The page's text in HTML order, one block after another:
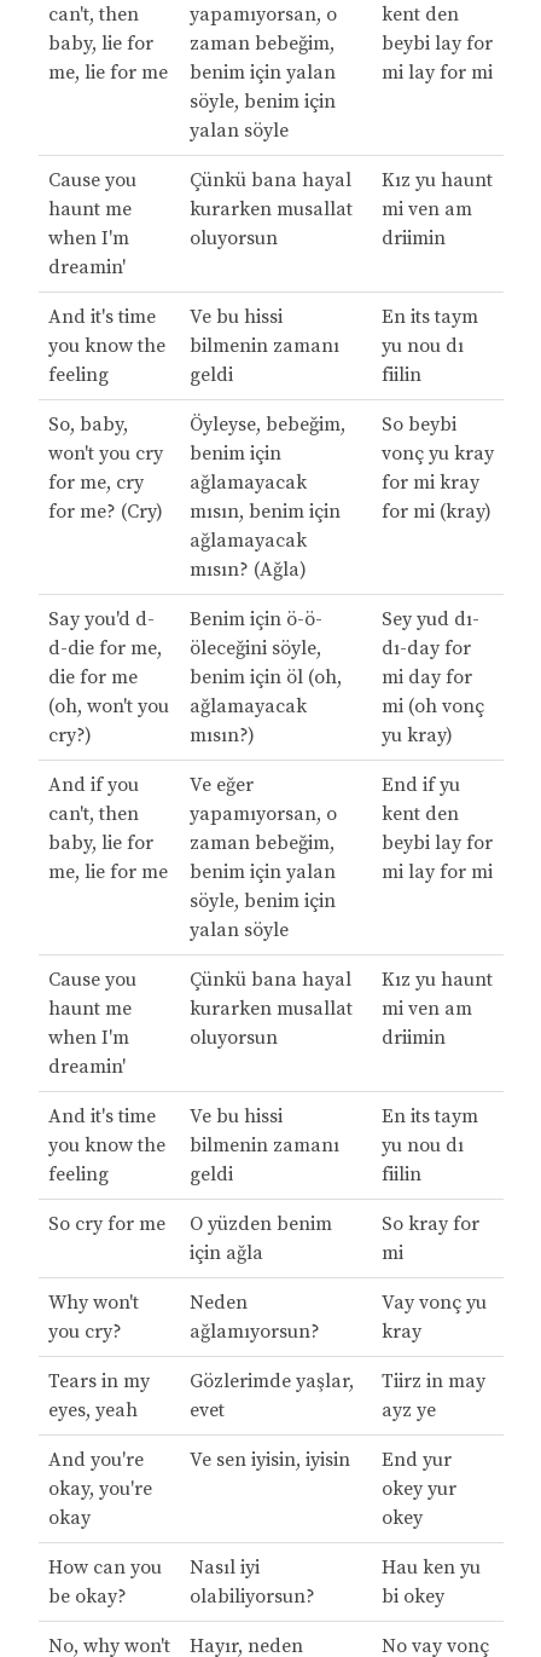
can't, then
baby, lie for
me, lie for me
yapamıyorsan, o
zaman bebeğim,
benim için yalan
söyle, benim için
yalan söyle
kent den
beybi lay for
mi lay for mi
Cause you
haunt me
when I'm
dreamin'
Çünkü bana hayal
kurarken musallat
oluyorsun
Kız yu haunt
mi ven am
driimin
And it's time
you know the
feeling
Ve bu hissi
bilmenin zamanı
geldi
En its taym
yu nou dı
fiilin
So, baby,
won't you cry
for me, cry
for me? (Cry)
Öyleyse, bebeğim,
benim için
ağlamayacak
mısın, benim için
ağlamayacak
mısın? (Ağla)
So beybi
vonç yu kray
for mi kray
for mi (kray)
Say you'd d-
d-die for me,
die for me
(oh, won't you
cry?)
Benim için ö-ö-
öleceğini söyle,
benim için öl (oh,
ağlamayacak
mısın?)
Sey yud dı-
dı-day for
mi day for
mi (oh vonç
yu kray)
And if you
can't, then
baby, lie for
me, lie for me
Ve eğer
yapamıyorsan, o
zaman bebeğim,
benim için yalan
söyle, benim için
yalan söyle
End if yu
kent den
beybi lay for
mi lay for mi
Cause you
haunt me
when I'm
dreamin'
Çünkü bana hayal
kurarken musallat
oluyorsun
Kız yu haunt
mi ven am
driimin
And it's time
you know the
feeling
Ve bu hissi
bilmenin zamanı
geldi
En its taym
yu nou dı
fiilin
So cry for me
O yüzden benim
için ağla
So kray for
mi
Why won't
you cry?
Neden
ağlamıyorsun?
Vay vonç yu
kray
Tears in my
eyes, yeah
Gözlerimde yaşlar,
evet
Tiirz in may
ayz ye
And you're
okay, you're
okay
Ve sen iyisin, iyisin
End yur
okey yur
okey
How can you
be okay?
Nasıl iyi
olabiliyorsun?
Hau ken yu
bi okey
No, why won't Hayır, neden No vay vonç